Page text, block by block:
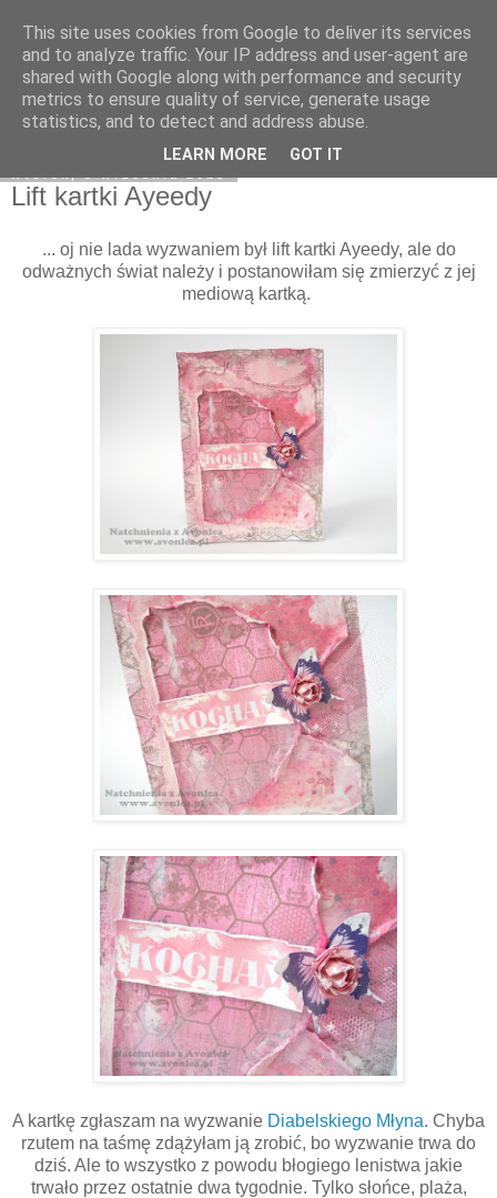
Natchnienia z Avonlea
Lift kartki Ayeedy
... oj nie lada wyzwaniem był lift kartki Ayeedy, ale do
odważnych świat należy i postanowiłam się zmierzyć z jej
mediową kartką.
A kartkę zgłaszam na wyzwanie Diabelskiego Młyna. Chyba
rzutem na taśmę zdążyłam ją zrobić, bo wyzwanie trwa do
dziś. Ale to wszystko z powodu błogiego lenistwa jakie
trwało przez ostatnie dwa tygodnie. Tylko słońce, plaża,
This site uses cookies from Google to deliver its services
and to analyze traffic. Your IP address and user-agent are
shared with Google along with performance and security
metrics to ensure quality of service, generate usage
statistics, and to detect and address abuse.
LEARN MORE GOT IT